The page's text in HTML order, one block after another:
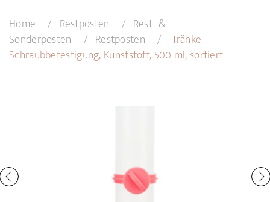
Home Restposten
Rest- &
Sonderposten
Restposten
Tränke
Schraubbefestigung, Kunststoff, 500 ml, sortiert